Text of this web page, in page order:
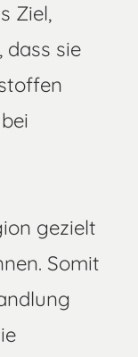
Ziel,
dass sie
gezielt
Somit